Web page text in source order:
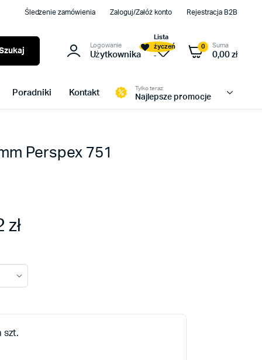
Śledzenie zamówienia Zaloguj/Załóż konto Rejestracja B2B
Logowanie
Użytkownika
Lista
życzeń
-
0 Suma
0,00zł
Poradniki Kontakt
Tylko teraz
Najlepsze promocje
Perspex 751
zł
szt.